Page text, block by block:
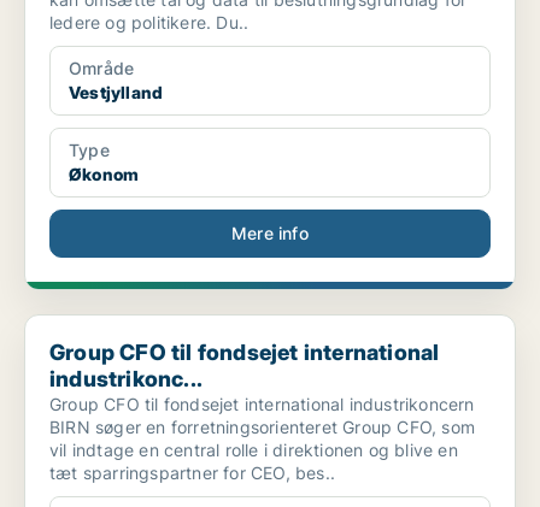
ledere og politikere. Du..
Område
Vestjylland
Type
Økonom
Mere info
Group CFO til fondsejet international industrikonc...
Group CFO til fondsejet international
industrikonc...
Group CFO til fondsejet international industrikoncern
BIRN søger en forretningsorienteret Group CFO, som
vil indtage en central rolle i direktionen og blive en
tæt sparringspartner for CEO, bes..